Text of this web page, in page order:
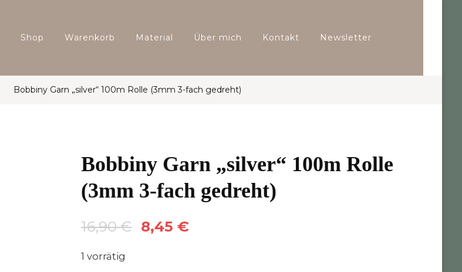
Shop Warenkorb Material Über mich Kontakt Newsletter
Bobbiny Garn „silver“ 100m Rolle (3mm 3-fach gedreht)
Bobbiny Garn „silver“ 100m Rolle
(3mm 3-fach gedreht)
16,90€
Ursprünglicher
8,45€
1 vorrätig